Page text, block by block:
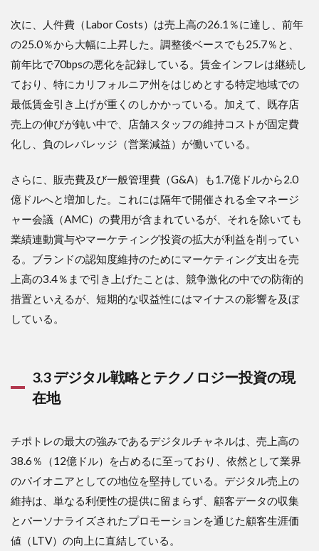
次に、人件費（Labor Costs）は売上高の26.1％に達し、前年
の25.0％から大幅に上昇した。調整後ベースでも25.7％と、
前年比で70bpsの悪化を記録している。賃金インフレは継続し
ており、特にカリフォルニア州をはじめとする特定地域での
最低賃金引き上げが重くのしかかっている。加えて、既存店
売上の伸びが鈍い中で、店舗スタッフの維持コストが固定費
化し、負のレバレッジ（営業減益）が働いている。
さらに、販売費及び一般管理費（G&A）も1.7億ドルから2.0
億ドルへと増加した。これには隔年で開催される全マネージ
ャー会議（AMC）の費用が含まれているが、それを除いても
業績連動賞与やマーケティング投資の拡大が利益を削ってい
る。ブランドの認知度維持のためにマーケティング支出を売
上高の3.4％まで引き上げたことは、競争激化の中での防衛的
措置といえるが、短期的な収益性にはマイナスの影響を及ぼ
している。
3.3 デジタル戦略とテクノロジー投資の現
在地
チポトレの最大の強みであるデジタルチャネルは、売上高の
38.6％（12億ドル）を占めるに至っており、依然として業界
のパイオニアとしての地位を堅持している。デジタル売上の
維持は、単なる利便性の提供に留まらず、顧客データの収集
とパーソナライズされたプロモーションを通じた顧客生涯価
値（LTV）の向上に直結している。